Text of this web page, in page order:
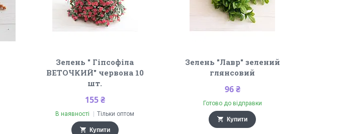
Зелень " Гіпсофіла
ВЕТОЧКИЙ" червона 10
шт.
155 ₴
В наявності Тільки оптом
Купити
Зелень "Лавр" зелений
глянсовий
96 ₴
Готово до відправки
Купити